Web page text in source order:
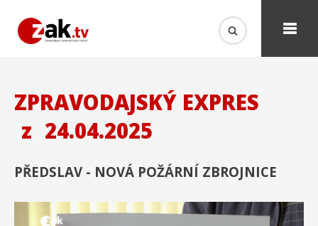
ZPRAVODAJSKÝ EXPRES
z 24.04.2025
PŘEDSLAV - NOVÁ POŽÁRNÍ ZBROJNICE